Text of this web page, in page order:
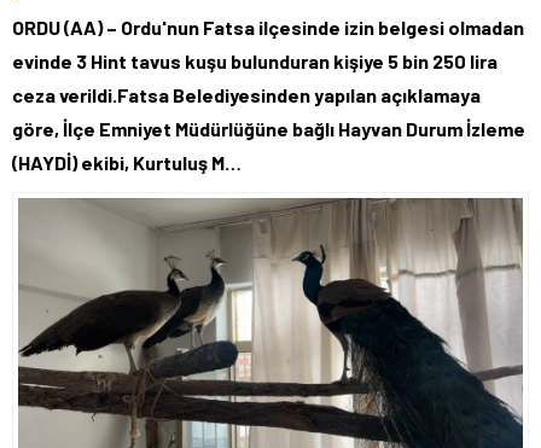
55,0112
ORDU (AA) – Ordu'nun Fatsa ilçesinde izin belgesi olmadan
evinde 3 Hint tavus kuşu bulunduran kişiye 5 bin 250 lira
ceza verildi.Fatsa Belediyesinden yapılan açıklamaya
göre, İlçe Emniyet Müdürlüğüne bağlı Hayvan Durum İzleme
(HAYDİ) ekibi, Kurtuluş M…